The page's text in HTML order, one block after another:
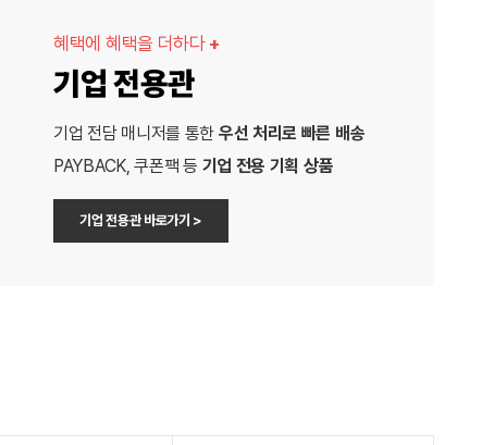
혜택에 혜택을 더하다 +
기업 전용관
기업 전담 매니저를 통한 우선 처리로 빠른 배송
PAYBACK, 쿠폰팩 등 기업 전용 기획 상품
기업 전용관 바로가기 >